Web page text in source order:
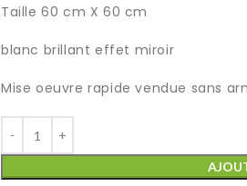
Taille 60 cm X 60 cm
blanc brillant effet miroir
Mise oeuvre rapide vendue sans